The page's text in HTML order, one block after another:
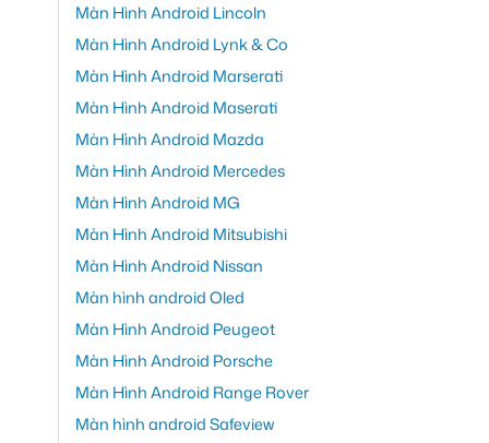
Màn Hình Android Lincoln
Màn Hình Android Lynk & Co
Màn Hình Android Marserati
Màn Hình Android Maserati
Màn Hình Android Mazda
Màn Hình Android Mercedes
Màn Hình Android MG
Màn Hình Android Mitsubishi
Màn Hình Android Nissan
Màn hình android Oled
Màn Hình Android Peugeot
Màn Hình Android Porsche
Màn Hình Android Range Rover
Màn hình android Safeview